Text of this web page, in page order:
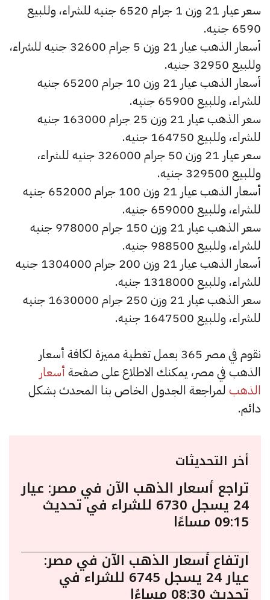
سعر عيار 21 وزن 1 جرام 6520 جنيه للشراء، وللبيع
6590 جنيه.
أسعار الذهب عيار 21 وزن 5 جرام 32600 جنيه للشراء،
وللبيع 32950 جنيه.
أسعار الذهب عيار 21 وزن 10 جرام 65200 جنيه
للشراء، وللبيع 65900 جنيه.
سعر الذهب عيار 21 وزن 25 جرام 163000 جنيه
للشراء، وللبيع 164750 جنيه.
سعر عيار 21 وزن 50 جرام 326000 جنيه للشراء،
وللبيع 329500 جنيه.
أسعار الذهب عيار 21 وزن 100 جرام 652000 جنيه
للشراء، وللبيع 659000 جنيه.
سعر الذهب عيار 21 وزن 150 جرام 978000 جنيه
للشراء، وللبيع 988500 جنيه.
أسعار الذهب عيار 21 وزن 200 جرام 1304000 جنيه
للشراء، وللبيع 1318000 جنيه.
سعر الذهب عيار 21 وزن 250 جرام 1630000 جنيه
للشراء، وللبيع 1647500 جنيه.
نقوم في مصر 365 بعمل تغطية مميزة لكافة أسعار
الذهب في مصر، يمكنك الاطلاع على صفحة أسعار
الذهب لمراجعة الجدول الخاص بنا المحدث بشكل
دائم.
أخر التحديثات
تراجع أسعار الذهب الآن في مصر: عيار
24 يسجل 6730 للشراء في تحديث
09:15 مساءًا
ارتفاع أسعار الذهب الآن في مصر:
عيار 24 يسجل 6745 للشراء في
تحديث 08:30 مساءًا